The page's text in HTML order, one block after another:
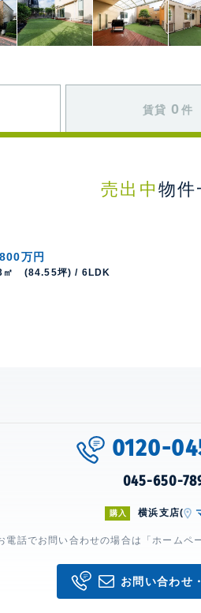
賃貸 0 件
売出中 物件
万円
㎡ (84.55坪) / 6LDK
0120-
045-650-
購入 横浜支店(
電話でお問い合わせの場合は「ホームペ
お問い合わせ